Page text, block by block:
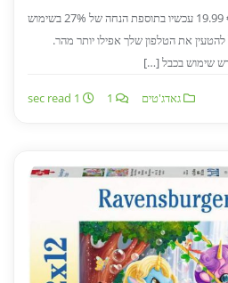
מחיר מומלץ €35.99 מחיר רגיל € 19.99 עכשיו בתוספת הנחה של 27% בשימוש
את הטלפון שלך אפילו יותר מהר.
שימוש בכבל […]
גאדג'טים